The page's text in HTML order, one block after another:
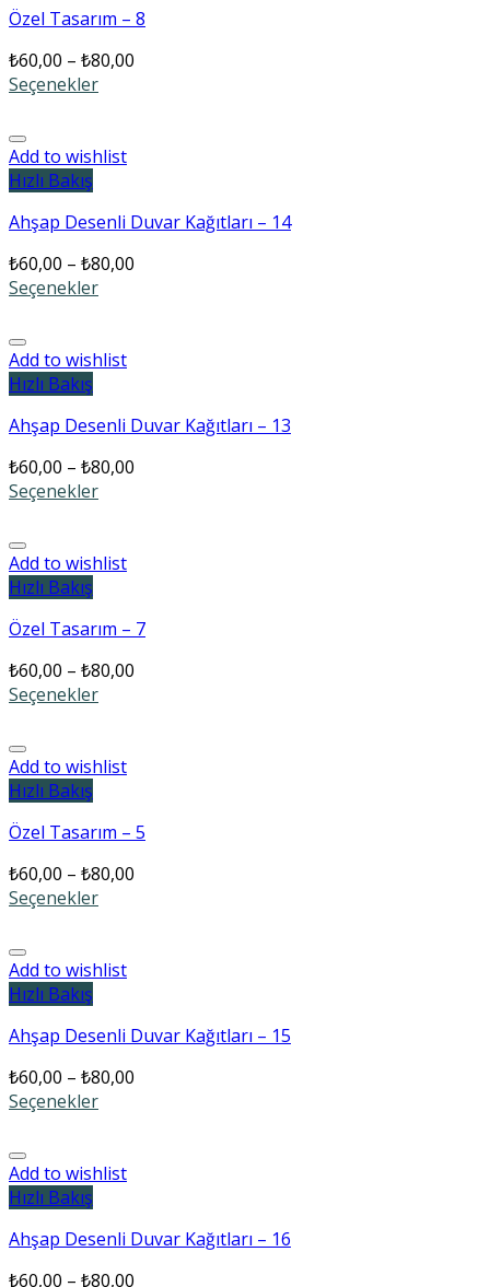
Özel Tasarım – 8
₺60,00 – ₺80,00
Seçenekler
Add to wishlist
Hızlı Bakış
Ahşap Desenli Duvar Kağıtları – 14
₺60,00 – ₺80,00
Seçenekler
Add to wishlist
Hızlı Bakış
Ahşap Desenli Duvar Kağıtları – 13
₺60,00 – ₺80,00
Seçenekler
Add to wishlist
Hızlı Bakış
Özel Tasarım – 7
₺60,00 – ₺80,00
Seçenekler
Add to wishlist
Hızlı Bakış
Özel Tasarım – 5
₺60,00 – ₺80,00
Seçenekler
Add to wishlist
Hızlı Bakış
Ahşap Desenli Duvar Kağıtları – 15
₺60,00 – ₺80,00
Seçenekler
Add to wishlist
Hızlı Bakış
Ahşap Desenli Duvar Kağıtları – 16
₺60,00 – ₺80,00